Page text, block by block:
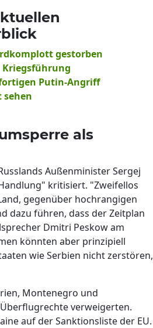
gestorben
Putin-Angriff
sehen
als
Außenminister Sergej
kritisiert. "Zweifellos
gegenüber hochrangigen
dazu führen, dass der Zeitplan
Dmitri Peskow am
könnten aber prinzipiell
wie Serbien nicht zerstören,
Montenegro und
verweigerten.
auf der Sanktionsliste der EU.